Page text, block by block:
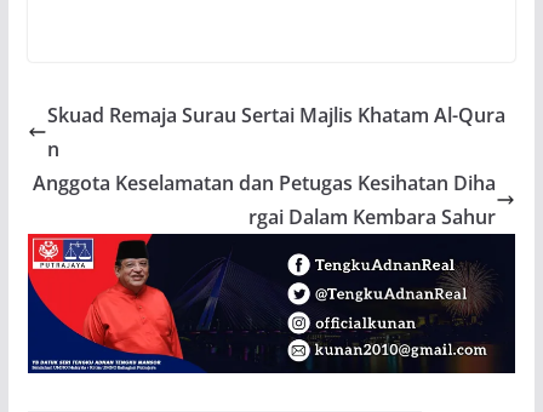
Skuad Remaja Surau Sertai Majlis Khatam Al-Qura
n
Anggota Keselamatan dan Petugas Kesihatan Diha
rgai Dalam Kembara Sahur